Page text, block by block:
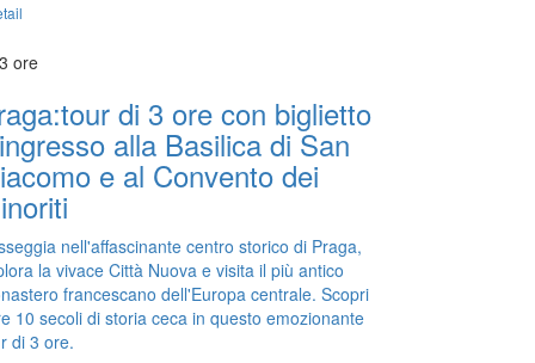
ore
di 3 ore con biglietto
alla Basilica di San
e al Convento dei
nell'affascinante centro storico di Praga,
la vivace Città Nuova e visita il più antico
francescano dell'Europa centrale. Scopri
10 secoli di storia ceca in questo emozionante
di 3 ore.